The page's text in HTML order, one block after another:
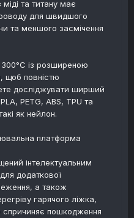
та титану має
для швидшого
та меншого засмічення
із розширеною
щоб повністю
досліджувати ширший
PETG, ABS, TPU та
як нейлон.
платформа
інтелектуальним
додаткової
а також
гарячого ліжка,
спричиняє пошкодження